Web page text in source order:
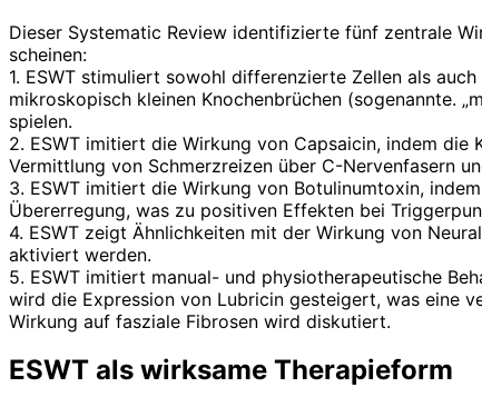
Dieser Systematic Review identifizierte fünf zentrale
scheinen:
1. ESWT stimuliert sowohl differenzierte Zellen als
mikroskopisch kleinen Knochenbrüchen (sogenannte.
spielen.
2. ESWT imitiert die Wirkung von Capsaicin, indem
Vermittlung von Schmerzreizen über C-Nervenfasern
3. ESWT imitiert die Wirkung von Botulinumtoxin,
Übererregung, was zu positiven Effekten bei
4. ESWT zeigt Ähnlichkeiten mit der Wirkung von
aktiviert werden.
5. ESWT imitiert manual- und physiotherapeutische
wird die Expression von Lubricin gesteigert, was eine
Wirkung auf fasziale Fibrosen wird diskutiert.
ESWT als wirksame Therapieform